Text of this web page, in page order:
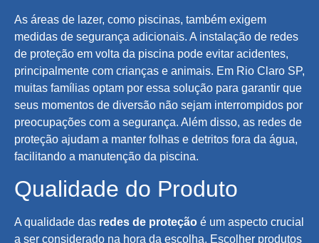
As áreas de lazer, como piscinas, também exigem
medidas de segurança adicionais. A instalação de redes
de proteção em volta da piscina pode evitar acidentes,
principalmente com crianças e animais. Em Rio Claro SP,
muitas famílias optam por essa solução para garantir que
seus momentos de diversão não sejam interrompidos por
preocupações com a segurança. Além disso, as redes de
proteção ajudam a manter folhas e detritos fora da água,
facilitando a manutenção da piscina.
Qualidade do Produto
A qualidade das redes de proteção é um aspecto crucial
a ser considerado na hora da escolha. Escolher produtos